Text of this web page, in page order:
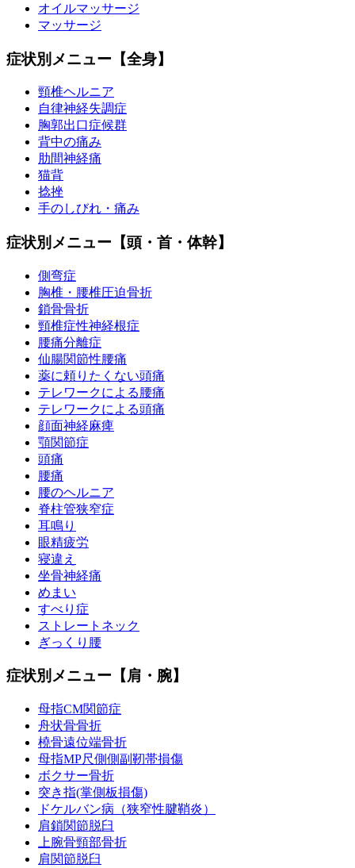
オイルマッサージ
マッサージ
症状別メニュー【全身】
頸椎ヘルニア
自律神経失調症
胸郭出口症候群
背中の痛み
肋間神経痛
猫背
捻挫
手のしびれ・痛み
症状別メニュー【頭・首・体幹】
側弯症
胸椎・腰椎圧迫骨折
鎖骨骨折
頸椎症性神経根症
腰痛分離症
仙腸関節性腰痛
薬に頼りたくない頭痛
テレワークによる腰痛
テレワークによる頭痛
顔面神経麻痺
顎関節症
頭痛
腰痛
腰のヘルニア
脊柱管狭窄症
耳鳴り
眼精疲労
寝違え
坐骨神経痛
めまい
すべり症
ストレートネック
ぎっくり腰
症状別メニュー【肩・腕】
母指CM関節症
舟状骨骨折
橈骨遠位端骨折
母指MP尺側側副靭帯損傷
ボクサー骨折
突き指(掌側板損傷)
ドケルバン病（狭窄性腱鞘炎）
肩鎖関節脱臼
上腕骨頸部骨折
肩関節脱臼